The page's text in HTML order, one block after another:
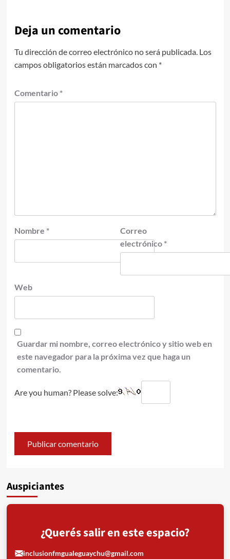
Deja un comentario
Tu dirección de correo electrónico no será publicada. Los
campos obligatorios están marcados con *
Comentario *
Nombre *
Correo
electrónico *
Web
Guardar mi nombre, correo electrónico y sitio web en
este navegador para la próxima vez que haga un
comentario.
Are you human? Please solve:
Auspiciantes
¿Querés salir en este espacio?
inclusionfmgualeguaychu@gmail.com